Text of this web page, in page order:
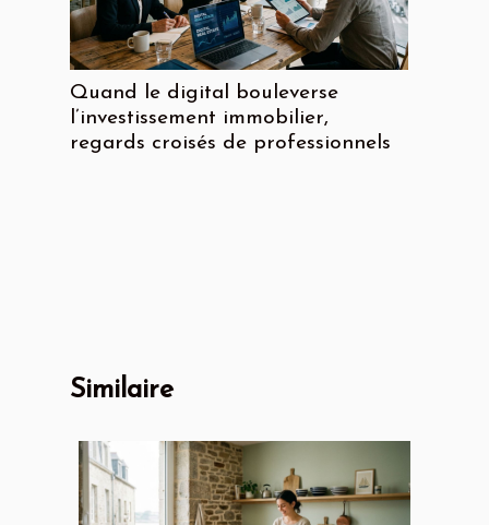
Quand le digital bouleverse
l’investissement immobilier,
regards croisés de professionnels
Similaire